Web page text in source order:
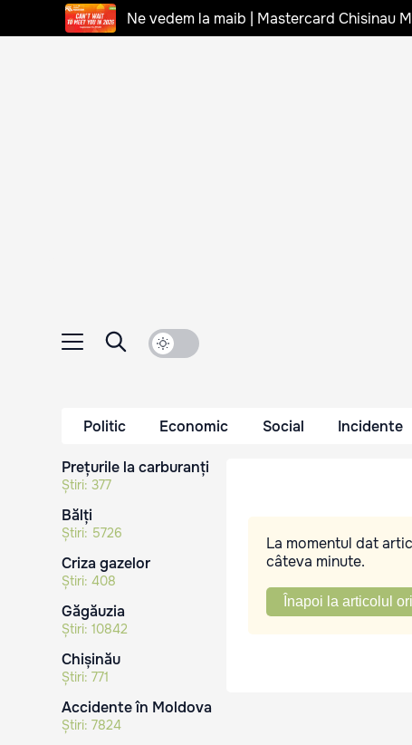
Ne vedem la maib | Mastercard Chisinau
Politic Economic Social Incidente
Prețurile la carburanți
Știri: 377
Bălți
Știri: 5726
Criza gazelor
Știri: 408
Găgăuzia
Știri: 10842
Chișinău
Știri: 771
Accidente în Moldova
Știri: 7824
La momentul dat
câteva minute.
Înapoi la articolul